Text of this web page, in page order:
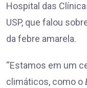
Hospital das
USP, que falou
da febre amarela.
“Estamos em um
climáticos, como o